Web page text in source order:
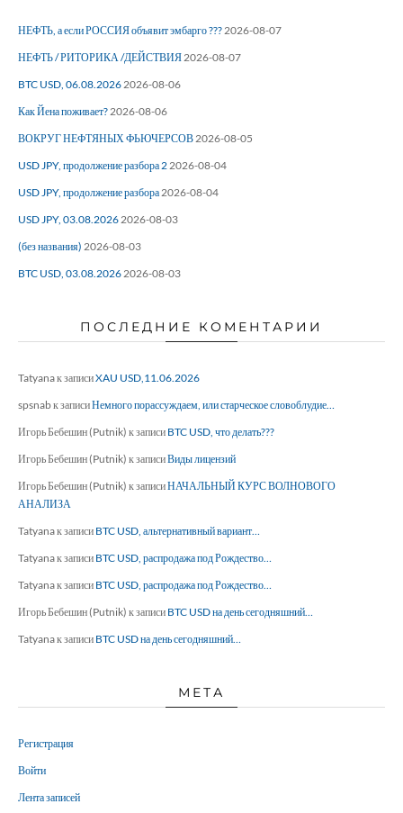
НЕФТЬ, а если РОССИЯ объявит эмбарго ???2026-08-07
НЕФТЬ / РИТОРИКА /ДЕЙСТВИЯ2026-08-07
BTC USD, 06.08.20262026-08-06
Как Йена поживает?2026-08-06
ВОКРУГ НЕФТЯНЫХ ФЬЮЧЕРСОВ2026-08-05
USD JPY, продолжение разбора 22026-08-04
USD JPY, продолжение разбора2026-08-04
USD JPY, 03.08.20262026-08-03
(без названия) 2026-08-03
BTC USD, 03.08.20262026-08-03
ПОСЛЕДНИЕ КОМЕНТАРИИ
Tatyanaк записиXAU USD,11.06.2026
spsnabк записиНемного порассуждаем, или старческое словоблудие…
Игорь Бебешин (Putnik) к записи BTC USD, что делать???
Игорь Бебешин (Putnik) к записиВиды лицензий
Игорь Бебешин (Putnik) к записиНАЧАЛЬНЫЙ КУРС ВОЛНОВОГО
АНАЛИЗА
Tatyanaк записи BTC USD, альтернативный вариант…
Tatyanaк записи BTC USD, распродажа под Рождество…
Tatyanaк записи BTC USD, распродажа под Рождество…
Игорь Бебешин (Putnik) к записи BTC USD на день сегодняшний…
Tatyanaк записи BTC USD на день сегодняшний…
МЕТА
Регистрация
Войти
Лента записей